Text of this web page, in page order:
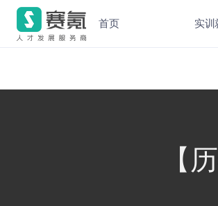
首页 实训
【